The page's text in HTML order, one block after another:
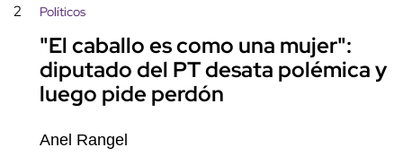
2 Políticos
"El caballo es como una mujer":
diputado del PT desata polémica y
luego pide perdón
Anel Rangel